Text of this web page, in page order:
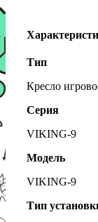
Тип
Кресло
Серия
VIKING-9
Модель
VIKING-9
Тип